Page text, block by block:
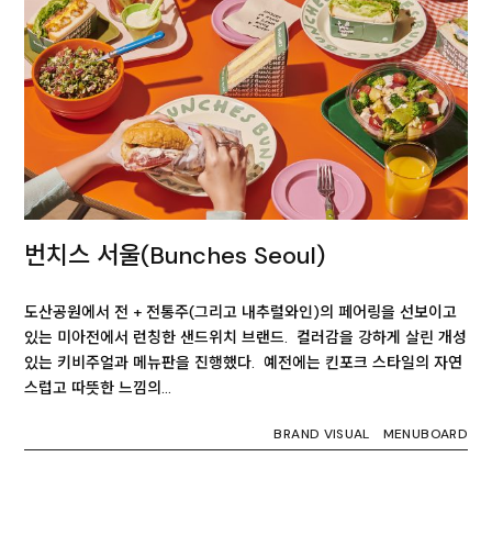
번치스 서울(Bunches Seoul)
도산공원에서 전 + 전통주(그리고 내추럴와인)의 페어링을 선보이고
있는 미아전에서 런칭한 샌드위치 브랜드. 컬러감을 강하게 살린 개성
있는 키비주얼과 메뉴판을 진행했다. 예전에는 킨포크 스타일의 자연
스럽고 따뜻한 느낌의…
BRAND VISUAL MENUBOARD